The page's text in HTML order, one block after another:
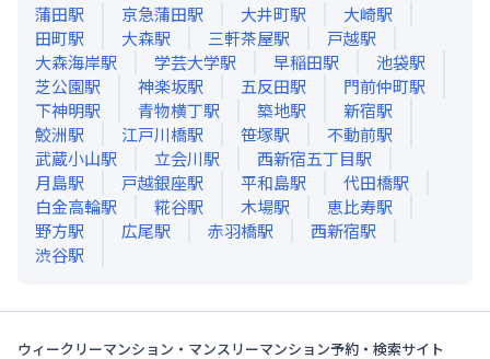
蒲田駅 京急蒲田駅 大井町駅 大崎駅
田町駅 大森駅 三軒茶屋駅 戸越駅
大森海岸駅 学芸大学駅 早稲田駅 池袋駅
芝公園駅 神楽坂駅 五反田駅 門前仲町駅
下神明駅 青物横丁駅 築地駅 新宿駅
鮫洲駅 江戸川橋駅 笹塚駅 不動前駅
武蔵小山駅 立会川駅 西新宿五丁目駅
月島駅 戸越銀座駅 平和島駅 代田橋駅
白金高輪駅 糀谷駅 木場駅 恵比寿駅
野方駅 広尾駅 赤羽橋駅 西新宿駅
渋谷駅
ウィークリーマンション・マンスリーマンション予約・検索サイト